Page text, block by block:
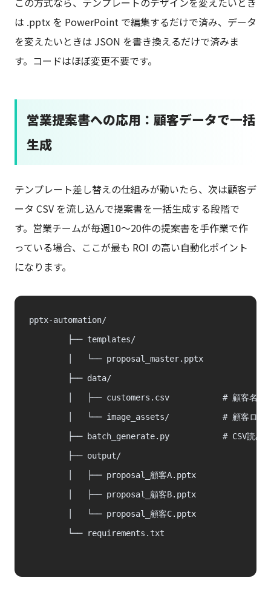
は .pptx を PowerPoint で編集するだけで済み、データ
を変えたいときは JSON を書き換えるだけで済みま
す。コードはほぼ変更不要です。
営業提案書への応用：顧客データで一括
生成
テンプレート差し替えの仕組みが動いたら、次は顧客デ
ータ CSV を流し込んで提案書を一括生成する段階で
す。営業チームが毎週10〜20件の提案書を手作業で作
っている場合、ここが最も ROI の高い自動化ポイント
になります。
pptx-automation/
        ├── templates/
        │   └── proposal_master.pptx
        ├── data/
│   ├── customers.csv           # 顧客名、業
│   └── image_assets/           # 顧客ロゴ
├── batch_generate.py           # CSV読み
        ├── output/
        │   ├── proposal_顧客A.pptx
        │   ├── proposal_顧客B.pptx
        │   └── proposal_顧客C.pptx
        └── requirements.txt